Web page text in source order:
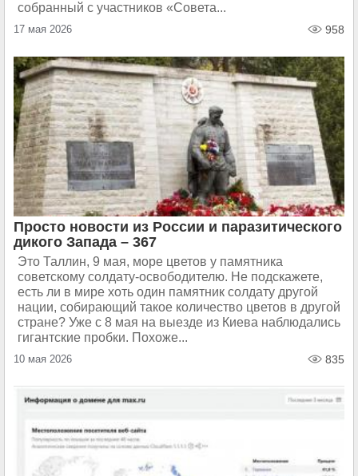
собранный с участников «Совета...
17 мая 2026 958
Просто новости из России и паразитического
дикого Запада – 367
Это Таллин, 9 мая, море цветов у памятника
советскому солдату-освободителю. Не подскажете,
есть ли в мире хоть один памятник солдату другой
нации, собирающий такое количество цветов в другой
стране? Уже с 8 мая на выезде из Киева наблюдались
гигантские пробки. Похоже...
10 мая 2026 835